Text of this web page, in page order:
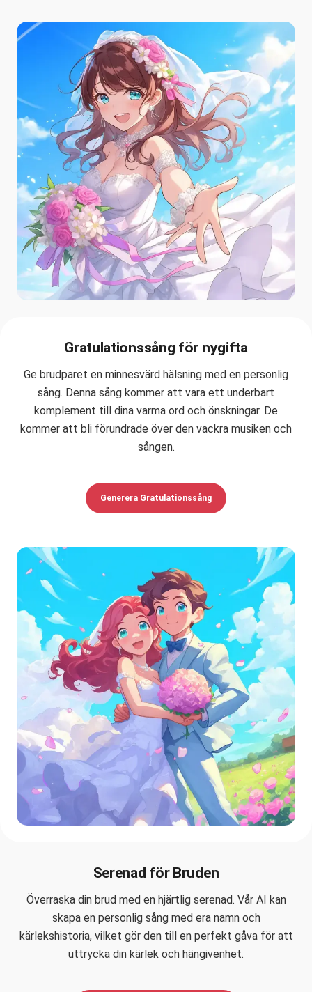
Gratulationssång för nygifta
Ge brudparet en minnesvärd hälsning med en personlig
sång. Denna sång kommer att vara ett underbart
komplement till dina varma ord och önskningar. De
kommer att bli förundrade över den vackra musiken och
sången.
Generera Gratulationssång
Serenad för Bruden
Överraska din brud med en hjärtlig serenad. Vår AI kan
skapa en personlig sång med era namn och
kärlekshistoria, vilket gör den till en perfekt gåva för att
uttrycka din kärlek och hängivenhet.